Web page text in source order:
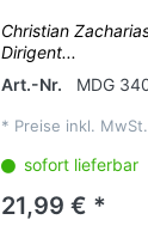
Christian
Dirigent...
Art.-Nr.
MDG
* Preise inkl.
sofort lieferbar
21,99 € *